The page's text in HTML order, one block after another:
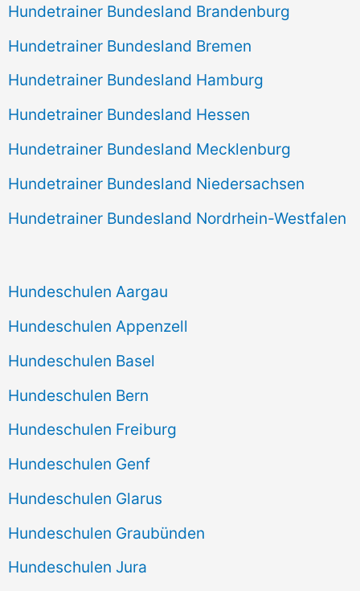
Hundetrainer Bundesland Brandenburg
Hundetrainer Bundesland Bremen
Hundetrainer Bundesland Hamburg
Hundetrainer Bundesland Hessen
Hundetrainer Bundesland Mecklenburg
Hundetrainer Bundesland Niedersachsen
Hundetrainer Bundesland Nordrhein-Westfalen
Hundeschulen Aargau
Hundeschulen Appenzell
Hundeschulen Basel
Hundeschulen Bern
Hundeschulen Freiburg
Hundeschulen Genf
Hundeschulen Glarus
Hundeschulen Graubünden
Hundeschulen Jura